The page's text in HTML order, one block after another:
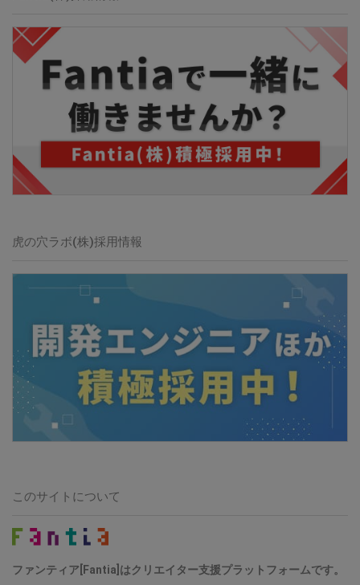
虎の穴ラボ(株)採用情報
このサイトについて
ファンティア[Fantia]はクリエイター支援プラットフォームです。